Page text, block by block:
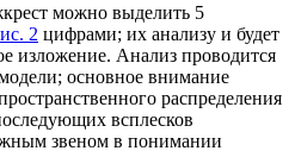
можно выделить 5
2 цифрами; их анализу и будет
изложение. Анализ проводится
основное внимание
распределения
всплесков
звеном в понимании